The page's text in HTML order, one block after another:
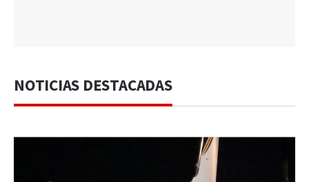
NOTICIAS DESTACADAS